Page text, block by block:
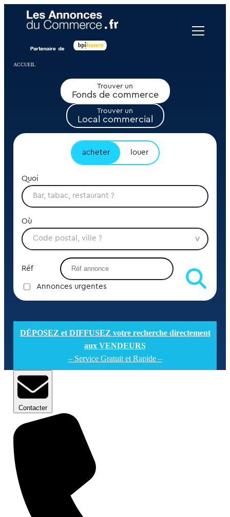
ACCUEIL
Trouver un
Fonds de commerce
Trouver un
Local commercial
acheter louer
Quoi
Où
Réf
Annonces urgentes
DÉPOSEZ et DIFFUSEZ votre recherche directement
aux VENDEURS
– Service Gratuit et Rapide –
Contacter
Panneau de gestion des cookies